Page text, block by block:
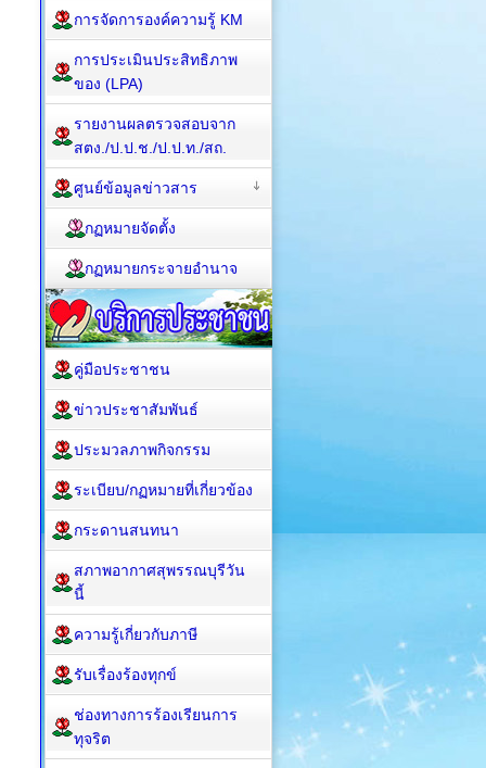
การจัดการองค์ความรู้ KM
การประเมินประสิทธิภาพ
ของ (LPA)
รายงานผลตรวจสอบจาก
สตง./ป.ป.ช./ป.ป.ท./สถ.
ศูนย์ข้อมูลข่าวสาร
กฏหมายจัดตั้ง
กฏหมายกระจายอำนาจ
คู่มือประชาชน
ข่าวประชาสัมพันธ์
ประมวลภาพกิจกรรม
ระเบียบ/กฏหมายที่เกี่ยวข้อง
กระดานสนทนา
สภาพอากาศสุพรรณบุรีวัน
นี้
ความรู้เกี่ยวกับภาษี
รับเรื่องร้องทุกข์
ช่องทางการร้องเรียนการ
ทุจริต